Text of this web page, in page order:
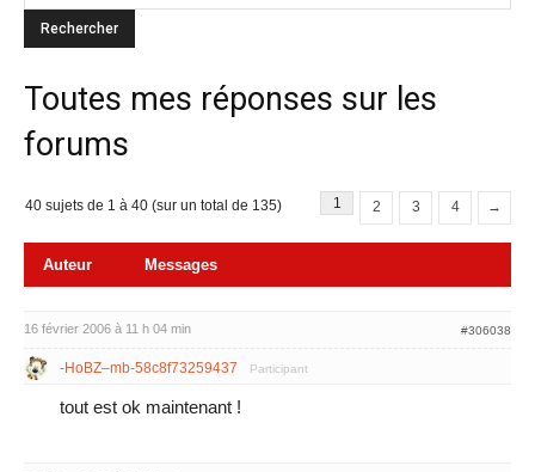
Toutes mes réponses sur les
forums
40 sujets de 1 à 40 (sur un total de 135) 1 2 3 4 →
Auteur Messages
16 février 2006 à 11 h 04 min #306038
-HoBZ–mb-58c8f73259437 Participant
tout est ok maintenant !